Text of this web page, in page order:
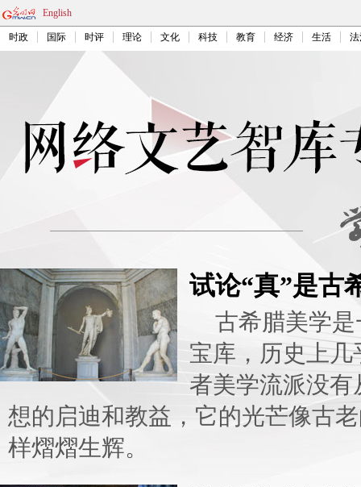
English
时政 国际 时评 理论 文化 科技 教育 经济 生活
试论“真”是古
古希腊美学
宝库，历史上
者美学流派没
想的启迪和教益，它的光芒像古
样熠熠生辉。